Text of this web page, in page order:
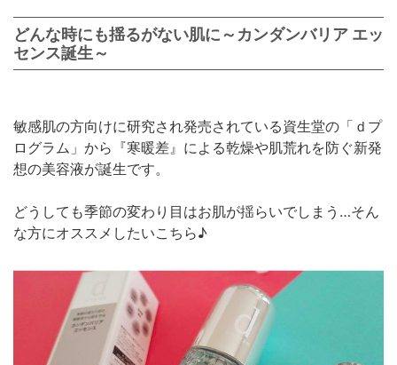
どんな時にも揺るがない肌に～カンダンバリア エッ
センス誕生～
敏感肌の方向けに研究され発売されている資生堂の「ｄプ
ログラム」から『寒暖差』による乾燥や肌荒れを防ぐ新発
想の美容液が誕生です。
どうしても季節の変わり目はお肌が揺らいでしまう…そん
な方にオススメしたいこちら♪